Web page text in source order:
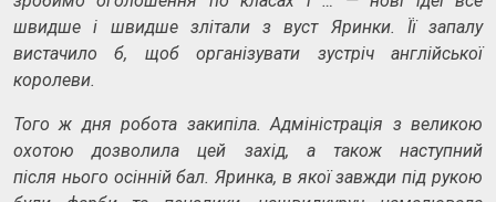
швидше і швидше злітали з вуст Яринки. Її запалу
вистачило б, щоб організувати зустріч англійської
королеви.
Того ж дня робота закипіла. Адміністрація з великою
охотою дозволила цей захід, а також наступний
після нього осінній бал. Яринка, в якої завжди під рукою